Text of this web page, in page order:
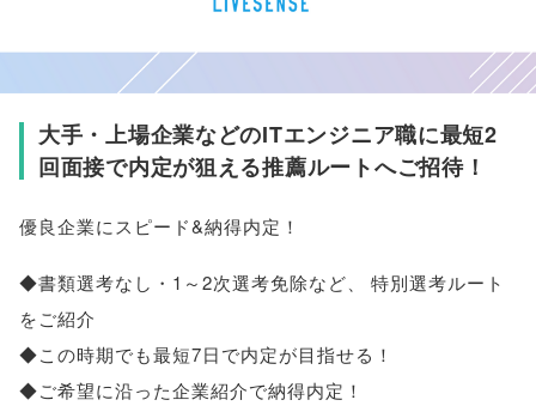
大手・上場企業などのITエンジニア職に最短2
回面接で内定が狙える推薦ルートへご招待！
優良企業にスピード&納得内定！
◆書類選考なし・1～2次選考免除など、
特別選考ルート
をご紹介
◆この時期でも最短7日で内定が目指せる！
◆ご希望に沿った企業紹介で納得内定！